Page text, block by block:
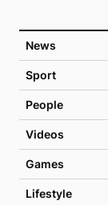
News
Sport
People
Videos
Games
Lifestyle